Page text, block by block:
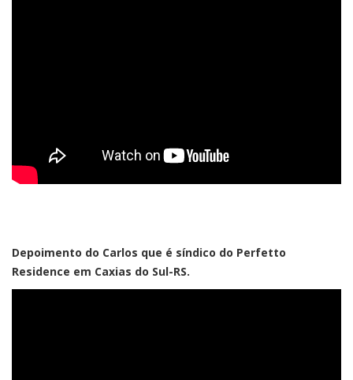
Depoimento do Carlos que é síndico do Perfetto
Residence em Caxias do Sul-RS.